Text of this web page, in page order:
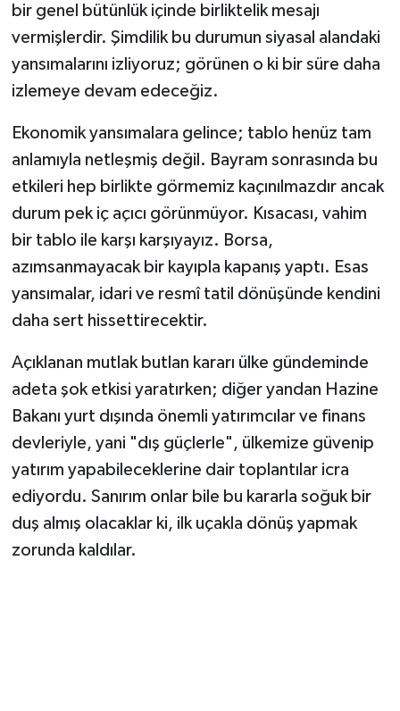
bir genel bütünlük içinde birliktelik mesajı
vermişlerdir. Şimdilik bu durumun siyasal alandaki
yansımalarını izliyoruz; görünen o ki bir süre daha
izlemeye devam edeceğiz.
Ekonomik yansımalara gelince; tablo henüz tam
anlamıyla netleşmiş değil. Bayram sonrasında bu
etkileri hep birlikte görmemiz kaçınılmazdır ancak
durum pek iç açıcı görünmüyor. Kısacası, vahim
bir tablo ile karşı karşıyayız. Borsa,
azımsanmayacak bir kayıpla kapanış yaptı. Esas
yansımalar, idari ve resmî tatil dönüşünde kendini
daha sert hissettirecektir.
Açıklanan mutlak butlan kararı ülke gündeminde
adeta şok etkisi yaratırken; diğer yandan Hazine
Bakanı yurt dışında önemli yatırımcılar ve finans
devleriyle, yani "dış güçlerle", ülkemize güvenip
yatırım yapabileceklerine dair toplantılar icra
ediyordu. Sanırım onlar bile bu kararla soğuk bir
duş almış olacaklar ki, ilk uçakla dönüş yapmak
zorunda kaldılar.